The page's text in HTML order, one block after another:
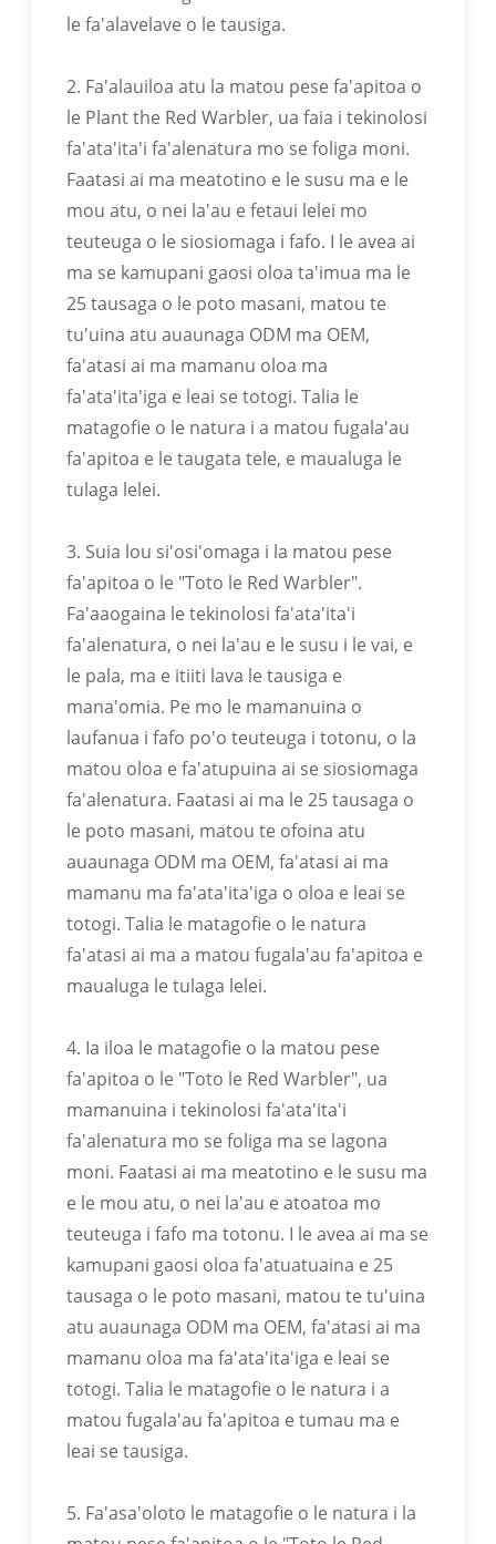
le fa'alavelave o le tausiga.
2. Fa'alauiloa atu la matou pese fa'apitoa o
le Plant the Red Warbler, ua faia i tekinolosi
fa'ata'ita'i fa'alenatura mo se foliga moni.
Faatasi ai ma meatotino e le susu ma e le
mou atu, o nei la'au e fetaui lelei mo
teuteuga o le siosiomaga i fafo. I le avea ai
ma se kamupani gaosi oloa ta'imua ma le
25 tausaga o le poto masani, matou te
tu'uina atu auaunaga ODM ma OEM,
fa'atasi ai ma mamanu oloa ma
fa'ata'ita'iga e leai se totogi. Talia le
matagofie o le natura i a matou fugala'au
fa'apitoa e le taugata tele, e maualuga le
tulaga lelei.
3. Suia lou si'osi'omaga i la matou pese
fa'apitoa o le "Toto le Red Warbler".
Fa'aaogaina le tekinolosi fa'ata'ita'i
fa'alenatura, o nei la'au e le susu i le vai, e
le pala, ma e itiiti lava le tausiga e
mana'omia. Pe mo le mamanuina o
laufanua i fafo po'o teuteuga i totonu, o la
matou oloa e fa'atupuina ai se siosiomaga
fa'alenatura. Faatasi ai ma le 25 tausaga o
le poto masani, matou te ofoina atu
auaunaga ODM ma OEM, fa'atasi ai ma
mamanu ma fa'ata'ita'iga o oloa e leai se
totogi. Talia le matagofie o le natura
fa'atasi ai ma a matou fugala'au fa'apitoa e
maualuga le tulaga lelei.
4. Ia iloa le matagofie o la matou pese
fa'apitoa o le "Toto le Red Warbler", ua
mamanuina i tekinolosi fa'ata'ita'i
fa'alenatura mo se foliga ma se lagona
moni. Faatasi ai ma meatotino e le susu ma
e le mou atu, o nei la'au e atoatoa mo
teuteuga i fafo ma totonu. I le avea ai ma se
kamupani gaosi oloa fa'atuatuaina e 25
tausaga o le poto masani, matou te tu'uina
atu auaunaga ODM ma OEM, fa'atasi ai ma
mamanu oloa ma fa'ata'ita'iga e leai se
totogi. Talia le matagofie o le natura i a
matou fugala'au fa'apitoa e tumau ma e
leai se tausiga.
5. Fa'asa'oloto le matagofie o le natura i la
E MAFAI ONA FETU'UNA'I I LANU
Fa'apitoa le lanu o lau oloa e tusa ai ma le pepa lanu
E MAFAI ONA FETU'UNA'I I
FOLIGA ESEESE
Fa'apitoa le lanu o lau oloa e tusa ai ma le pepa lanu
pantone
FA'AILOGA E MAFAI ONA
FA'APITOA
E mafai ona fa'apitoaina fa'ailoga fa'apitoa, logos o le
atigipusa, ma isi.